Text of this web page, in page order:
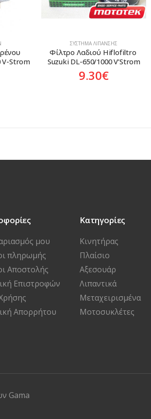
V-Strom
ΣΎΣΤΗΜΑ ΛΊΠΑΝΣΗΣ
Φίλτρο Λαδιού Hiflofiltro
Suzuki DL-650/1000 V’Strom
9.30€
μου
πληρωμής
Αποστολής
Επιστροφών
Απορρήτου
Κατηγορίες
Κινητήρας
Πλαίσιο
Αξεσουάρ
Λιπαντικά
Μεταχειρισμένα
Μοτοσυκλέτες
Gama